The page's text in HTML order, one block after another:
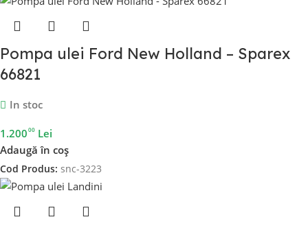
Pompa ulei Ford New Holland – Sparex
66821
In stoc
1.20000 Lei
Adaugă în coș
Cod Produs: snc-3223